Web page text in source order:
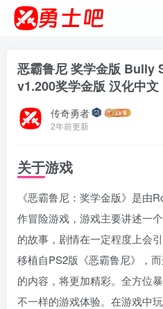
恶霸鲁尼 奖学金版
v1.200奖学金版 汉化中文
传奇勇者
2年前更新
关于游戏
《恶霸鲁尼：奖学金版》是由
作冒险游戏，游戏主要讲述一
的故事，剧情在一定程度上会
移植自PS2版《恶霸鲁尼》，
的内容，将更加精彩。全方位
不一样的游戏体验。在游戏中